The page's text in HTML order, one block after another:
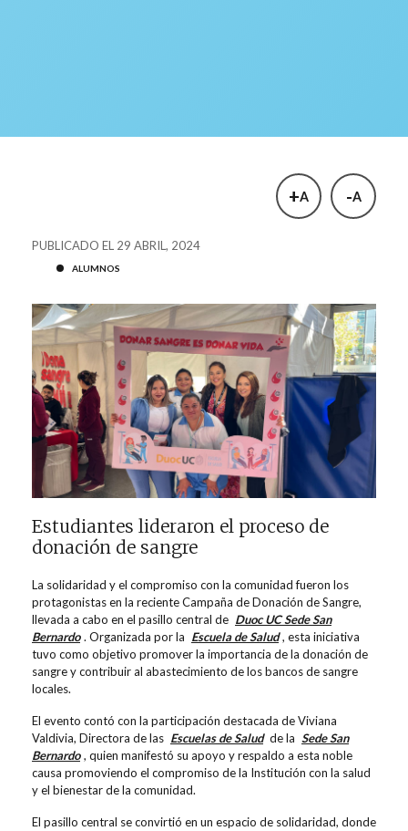
+A -A
PUBLICADO EL 29 ABRIL, 2024
ALUMNOS
Estudiantes lideraron el proceso de
donación de sangre
La solidaridad y el compromiso con la comunidad fueron los
protagonistas en la reciente Campaña de Donación de Sangre,
llevada a cabo en el pasillo central de Duoc UC Sede San
Bernardo . Organizada por la Escuela de Salud , esta iniciativa
tuvo como objetivo promover la importancia de la donación de
sangre y contribuir al abastecimiento de los bancos de sangre
locales.
El evento contó con la participación destacada de Viviana
Valdivia, Directora de las Escuelas de Salud de la Sede San
Bernardo , quien manifestó su apoyo y respaldo a esta noble
causa promoviendo el compromiso de la Institución con la salud
y el bienestar de la comunidad.
El pasillo central se convirtió en un espacio de solidaridad, donde